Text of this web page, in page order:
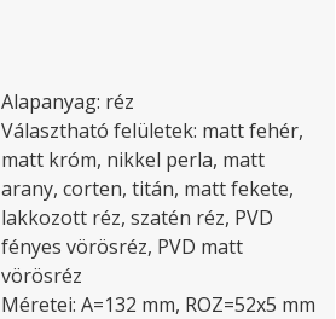
Alapanyag: réz
Választható felületek: matt fehér,
matt króm, nikkel perla, matt
arany, corten, titán, matt fekete,
lakkozott réz, szatén réz, PVD
fényes vörösréz, PVD matt
vörösréz
Méretei: A=132 mm, ROZ=52x5 mm